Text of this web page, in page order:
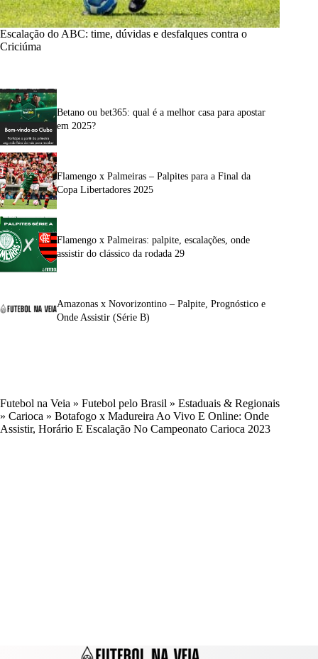
Escalação do ABC: time, dúvidas e desfalques contra o
Criciúma
Betano ou bet365: qual é a melhor casa para apostar
em 2025?
Flamengo x Palmeiras – Palpites para a Final da
Copa Libertadores 2025
Flamengo x Palmeiras: palpite, escalações, onde
assistir do clássico da rodada 29
Amazonas x Novorizontino – Palpite, Prognóstico e
Onde Assistir (Série B)
Futebol na Veia » Futebol pelo Brasil » Estaduais & Regionais
» Carioca » Botafogo x Madureira Ao Vivo E Online: Onde
Assistir, Horário E Escalação No Campeonato Carioca 2023